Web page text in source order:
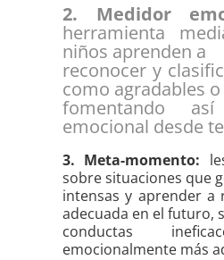
2. Medidor
herramienta
niños aprenden a
reconocer y
como agradables
fomentando
emocional desde
3. Meta-momento:
sobre situaciones que
intensas y aprender a
adecuada en el futuro,
conductas
emocionalmente más